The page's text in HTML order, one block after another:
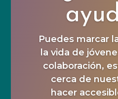
Puedes marcar
la vida de
colaboración,
cerca de
hacer